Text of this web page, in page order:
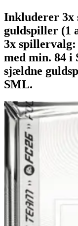
Inkluderer 3x
guldspiller (1
3x
med min. 84 i
sjældne
SML.